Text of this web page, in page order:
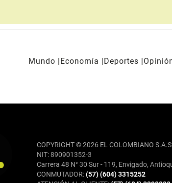
Mundo Economía Deportes
COPYRIGHT © 2026 EL COLOMBIANO S.A.S
NIT: 890901352-3
Carrera 48 N° 30 Sur - 119, Envigado,
CONMUTADOR:(57) (604) 3315252